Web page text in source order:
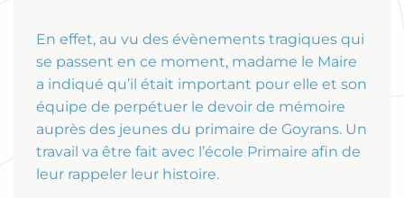
En effet, au vu des évènements tragiques qui
se passent en ce moment, madame le Maire
a indiqué qu’il était important pour elle et son
équipe de perpétuer le devoir de mémoire
auprès des jeunes du primaire de Goyrans. Un
travail va être fait avec l’école Primaire afin de
leur rappeler leur histoire.